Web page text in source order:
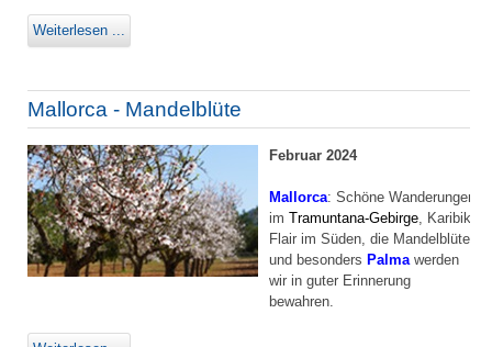
Weiterlesen ...
Mallorca - Mandelblüte
Februar 2024
Mallorca: Schöne Wanderungen
im Tramuntana-Gebirge , Karibik-
Flair im Süden, die Mandelblüte
und besonders Palma werden
wir in guter Erinnerung
bewahren.